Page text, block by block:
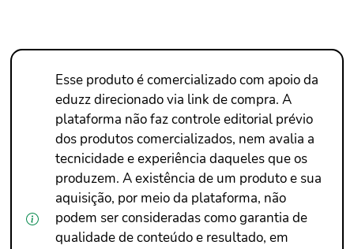
Esse produto é comercializado com apoio da
eduzz direcionado via link de compra. A
plataforma não faz controle editorial prévio
dos produtos comercializados, nem avalia a
tecnicidade e experiência daqueles que os
produzem. A existência de um produto e sua
aquisição, por meio da plataforma, não
podem ser consideradas como garantia de
qualidade de conteúdo e resultado, em